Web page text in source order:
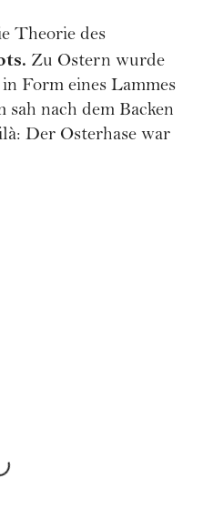
Theorie des
Zu Ostern wurde
Form eines Lammes
sah nach dem Backen
Der Osterhase war